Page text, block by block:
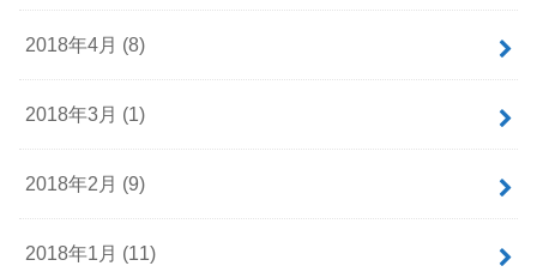
2018年4月 (8)
2018年3月 (1)
2018年2月 (9)
2018年1月 (11)